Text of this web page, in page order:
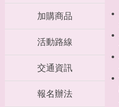
加購商品
活動路線
交通資訊
報名辦法